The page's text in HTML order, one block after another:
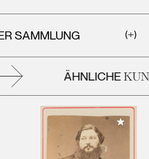
SAMMLUNG
ÄHNLICHE
Meiner